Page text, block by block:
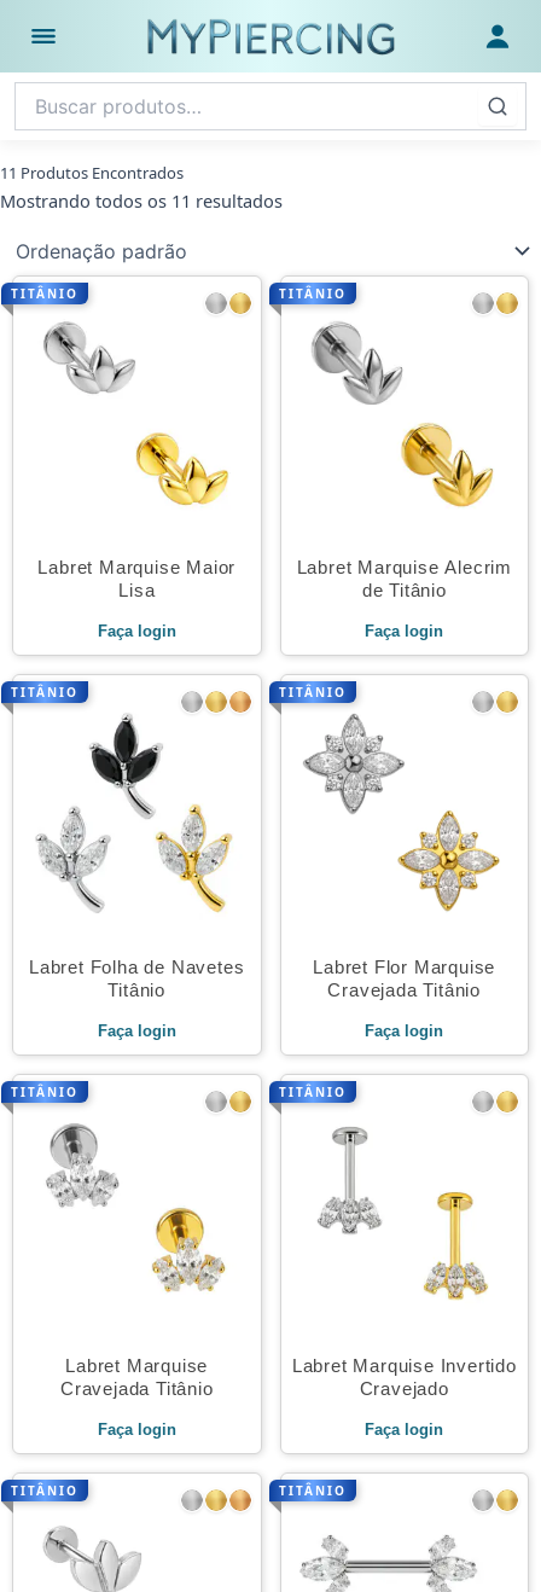
Abrir menu
para
o
conteúdo
11 Produtos Encontrados
Mostrando todos os 11 resultados
TITÂNIO
Labret Marquise Maior
Lisa
Faça login
TITÂNIO
Labret Marquise Alecrim
de Titânio
Faça login
TITÂNIO
Labret Folha de Navetes
Titânio
Faça login
TITÂNIO
Labret Flor Marquise
Cravejada Titânio
Faça login
TITÂNIO
Labret Marquise
Cravejada Titânio
Faça login
TITÂNIO
Labret Marquise Invertido
Cravejado
Faça login
TITÂNIO TITÂNIO